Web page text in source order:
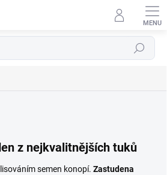
Hledat
z nejkvalitnějších tuků
semen konopí. Zastudena